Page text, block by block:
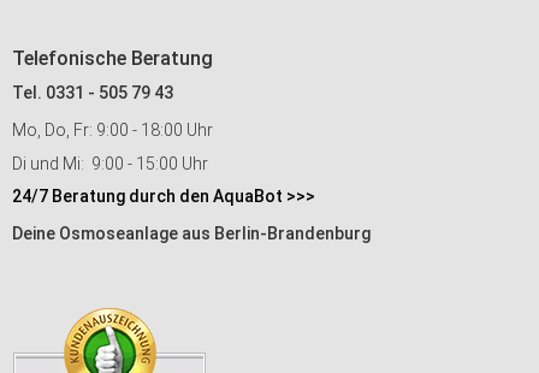
Telefonische Beratung
Tel. 0331 - 505 79 43
Mo, Do, Fr: 9:00 - 18:00 Uhr
Di und Mi: 9:00 - 15:00 Uhr
24/7 Beratung durch den AquaBot >>>
Deine Osmoseanlage aus Berlin-Brandenburg